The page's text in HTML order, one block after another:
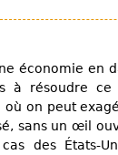
économie en
à résoudre
on peut
sans un œil
des États-